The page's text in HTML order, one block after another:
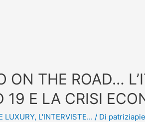
ON THE ROAD…
19 E LA CRISI
LUXURY, L'INTERVISTE... / Di